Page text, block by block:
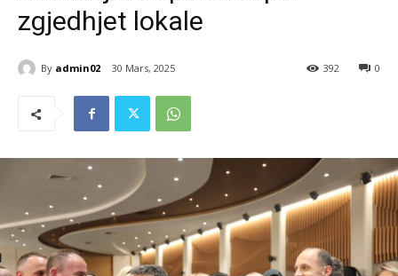
zgjedhjet lokale
By admin02 30 Mars, 2025 0
392